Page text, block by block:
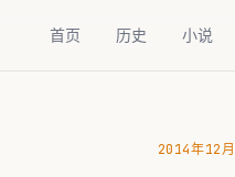
首页 历史 小说
2014年12